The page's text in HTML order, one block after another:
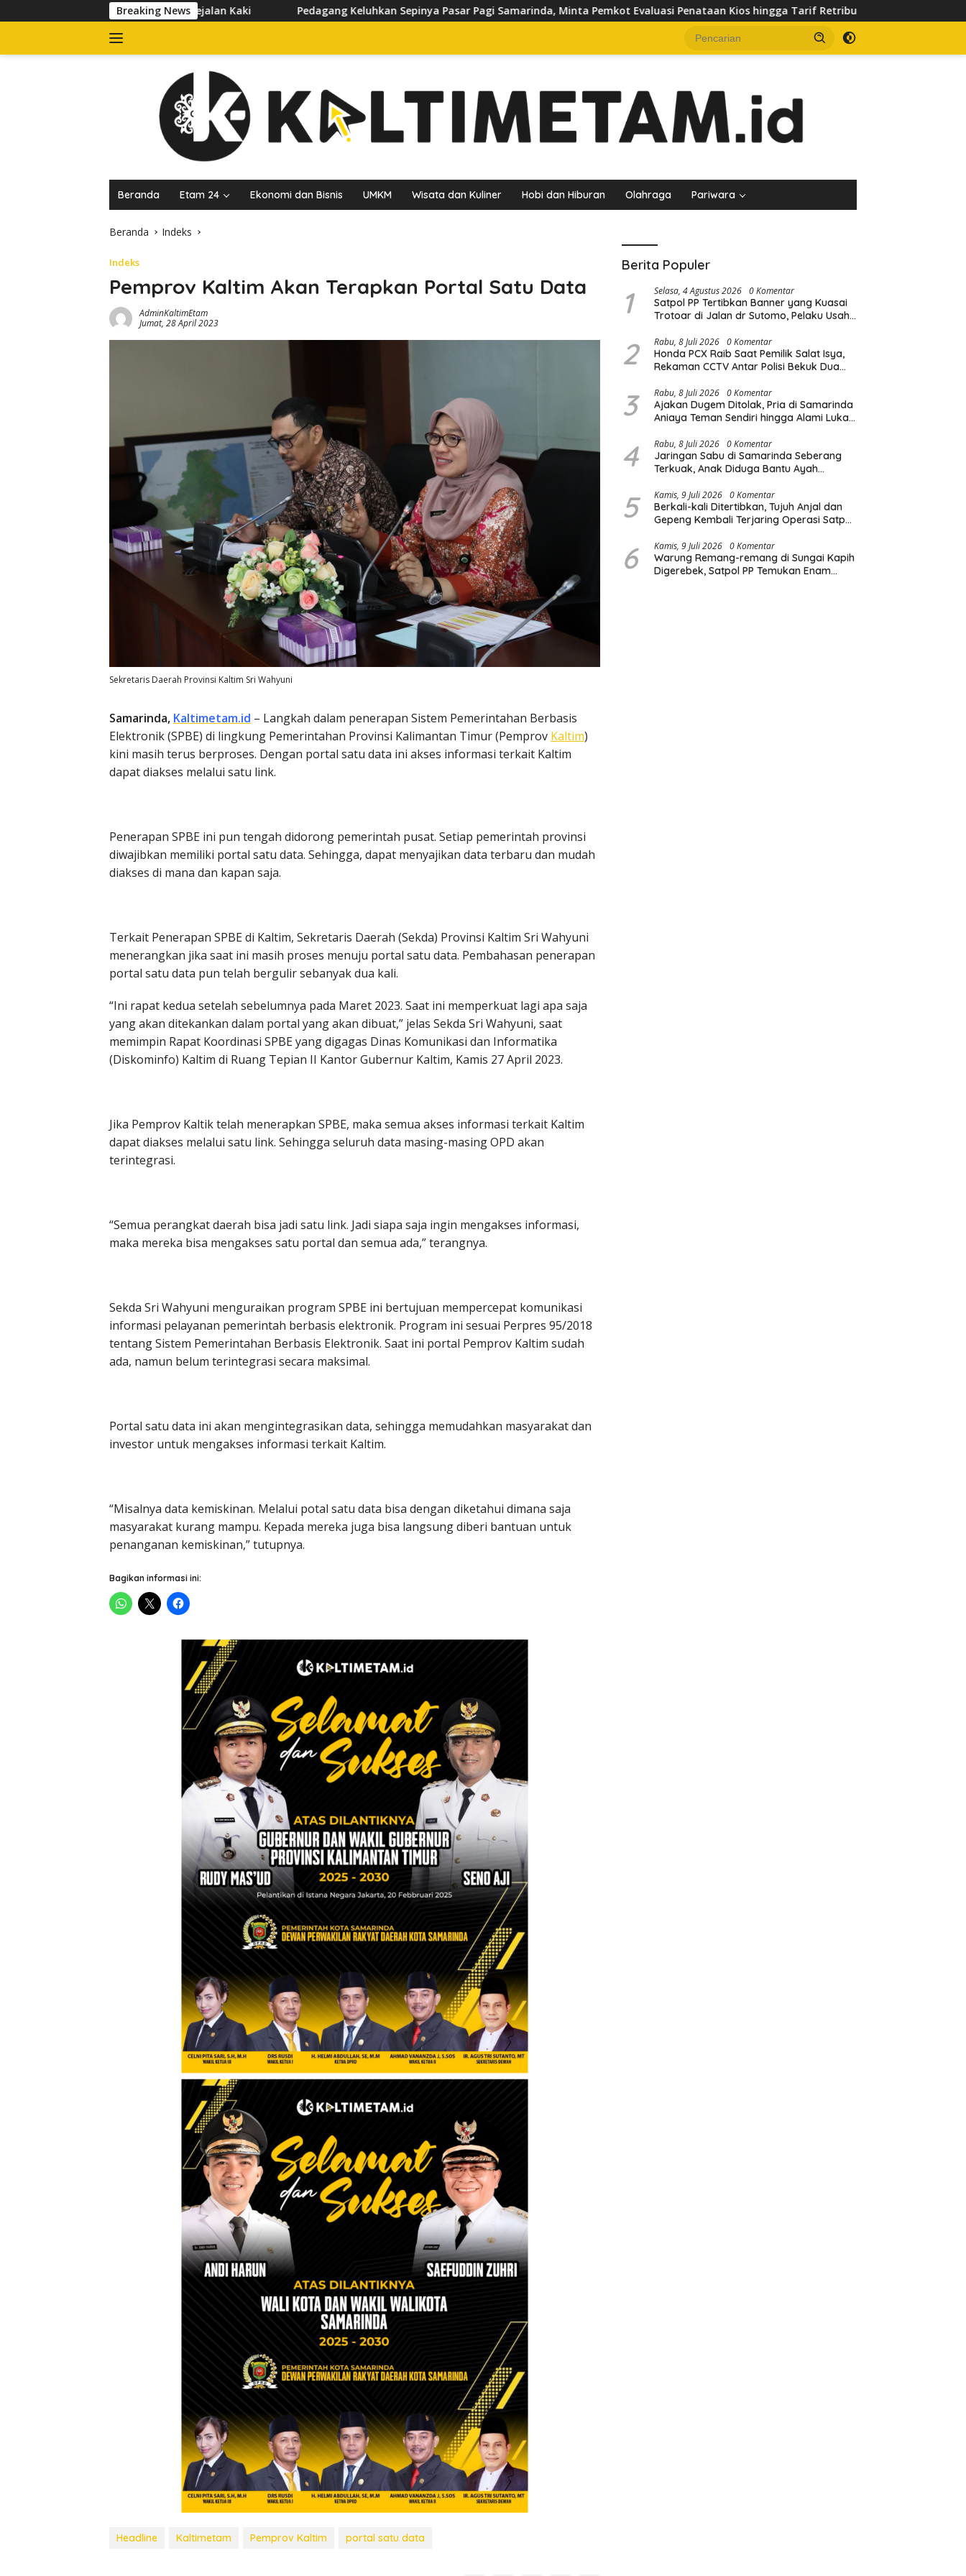
ke
Breaking News
Hak Pejalan Kaki Pedagang Keluhkan Sepinya Pasar Pagi Samarinda, Minta Pemkot Evaluasi Penataan Kios hingga Tarif Retribusi Kuasa Hukum Bantah Dugaan
Beranda Etam 24 Ekonomi dan Bisnis UMKM Wisata dan Kuliner Hobi dan Hiburan Olahraga Pariwara
Beranda Indeks
Indeks
Pemprov Kaltim Akan Terapkan Portal Satu Data
AdminKaltimEtam
Jumat, 28 April 2023
Sekretaris Daerah Provinsi Kaltim Sri Wahyuni
Samarinda, Kaltimetam.id – Langkah dalam penerapan Sistem Pemerintahan Berbasis
Elektronik (SPBE) di lingkung Pemerintahan Provinsi Kalimantan Timur (Pemprov Kaltim)
kini masih terus berproses. Dengan portal satu data ini akses informasi terkait Kaltim
dapat diakses melalui satu link.
Penerapan SPBE ini pun tengah didorong pemerintah pusat. Setiap pemerintah provinsi
diwajibkan memiliki portal satu data. Sehingga, dapat menyajikan data terbaru dan mudah
diakses di mana dan kapan saja.
Terkait Penerapan SPBE di Kaltim, Sekretaris Daerah (Sekda) Provinsi Kaltim Sri Wahyuni
menerangkan jika saat ini masih proses menuju portal satu data. Pembahasan penerapan
portal satu data pun telah bergulir sebanyak dua kali.
“Ini rapat kedua setelah sebelumnya pada Maret 2023. Saat ini memperkuat lagi apa saja
yang akan ditekankan dalam portal yang akan dibuat,” jelas Sekda Sri Wahyuni, saat
memimpin Rapat Koordinasi SPBE yang digagas Dinas Komunikasi dan Informatika
(Diskominfo) Kaltim di Ruang Tepian II Kantor Gubernur Kaltim, Kamis 27 April 2023.
Jika Pemprov Kaltik telah menerapkan SPBE, maka semua akses informasi terkait Kaltim
dapat diakses melalui satu link. Sehingga seluruh data masing-masing OPD akan
terintegrasi.
“Semua perangkat daerah bisa jadi satu link. Jadi siapa saja ingin mengakses informasi,
maka mereka bisa mengakses satu portal dan semua ada,” terangnya.
Sekda Sri Wahyuni menguraikan program SPBE ini bertujuan mempercepat komunikasi
informasi pelayanan pemerintah berbasis elektronik. Program ini sesuai Perpres 95/2018
tentang Sistem Pemerintahan Berbasis Elektronik. Saat ini portal Pemprov Kaltim sudah
ada, namun belum terintegrasi secara maksimal.
Portal satu data ini akan mengintegrasikan data, sehingga memudahkan masyarakat dan
investor untuk mengakses informasi terkait Kaltim.
“Misalnya data kemiskinan. Melalui potal satu data bisa dengan diketahui dimana saja
masyarakat kurang mampu. Kepada mereka juga bisa langsung diberi bantuan untuk
penanganan kemiskinan,” tutupnya.
Bagikan informasi ini:
Headline Kaltimetam Pemprov Kaltim portal satu data
Berita Populer
1 Selasa, 4 Agustus 2026 0 Komentar
Satpol PP Tertibkan Banner yang Kuasai
Trotoar di Jalan dr Sutomo, Pelaku Usaha
2 Rabu, 8 Juli 2026 0 Komentar
Honda PCX Raib Saat Pemilik Salat Isya,
Rekaman CCTV Antar Polisi Bekuk Dua
3 Rabu, 8 Juli 2026 0 Komentar
Ajakan Dugem Ditolak, Pria di Samarinda
Aniaya Teman Sendiri hingga Alami Luka
4 Rabu, 8 Juli 2026 0 Komentar
Jaringan Sabu di Samarinda Seberang
Terkuak, Anak Diduga Bantu Ayah
5 Kamis, 9 Juli 2026 0 Komentar
Berkali-kali Ditertibkan, Tujuh Anjal dan
Gepeng Kembali Terjaring Operasi Satpol
6 Kamis, 9 Juli 2026 0 Komentar
Warung Remang-remang di Sungai Kapih
Digerebek, Satpol PP Temukan Enam